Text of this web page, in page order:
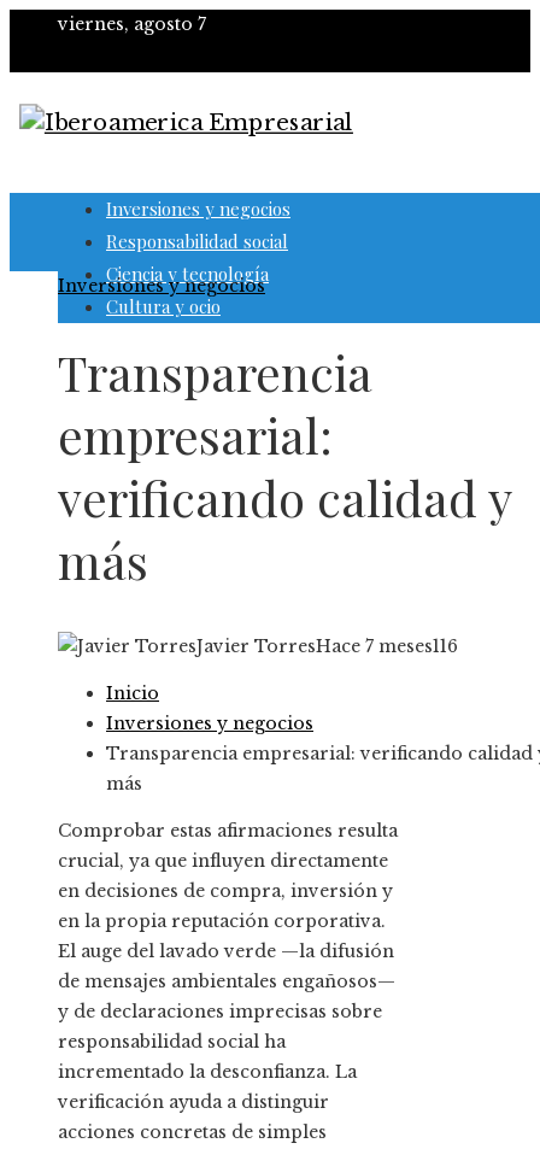
viernes, agosto 7
Inversiones y negocios
Responsabilidad social
Ciencia y tecnología
Cultura y ocio
Inversiones y negocios
Transparencia
empresarial:
verificando calidad y
más
Javier TorresHace 7 meses116
Inicio
Inversiones y negocios
Transparencia empresarial: verificando calidad
más
Comprobar estas afirmaciones resulta
crucial, ya que influyen directamente
en decisiones de compra, inversión y
en la propia reputación corporativa.
El auge del lavado verde —la difusión
de mensajes ambientales engañosos—
y de declaraciones imprecisas sobre
responsabilidad social ha
incrementado la desconfianza. La
verificación ayuda a distinguir
acciones concretas de simples